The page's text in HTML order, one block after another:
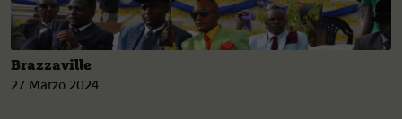
Brazzaville
27 Marzo 2024